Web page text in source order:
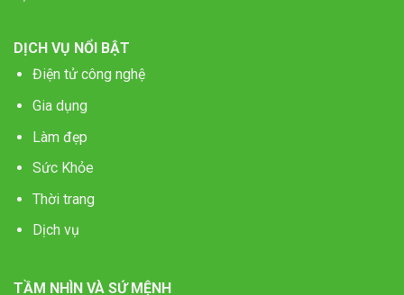
DỊCH VỤ NỔI BẬT
Điện tử công nghệ
Gia dụng
Làm đẹp
Sức Khỏe
Thời trang
Dịch vụ
TẦM NHÌN VÀ SỨ MỆNH